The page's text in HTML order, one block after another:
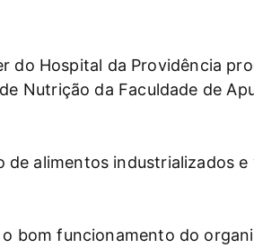
do Hospital da Providência
Nutrição da Faculdade de
alimentos industrializados e
bom funcionamento do